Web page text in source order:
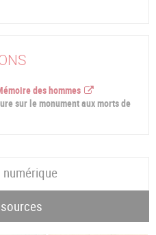
des hommes
sur le monument aux morts de